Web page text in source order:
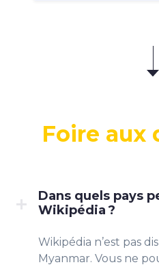
Foire aux
Dans quels pays
Wikipédia ?
Wikipédia n’est pas
Myanmar. Vous ne